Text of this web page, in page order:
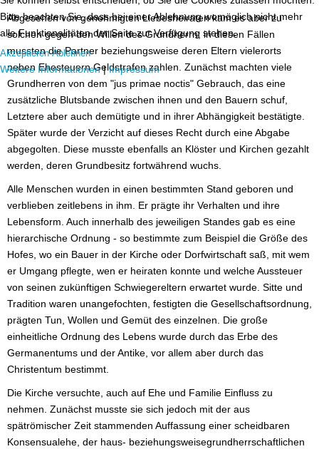
Abgesehen von genehmigten Liebesheiraten kam es aber zu
solchen gegen den Willen des Grundherrn; in diesen Fällen
mussten die Partner beziehungsweise deren Eltern vielerorts
neben Ehesteuern Geldstrafen zahlen. Zunächst machten viele
Grundherren von dem "jus primae noctis" Gebrauch, das eine
zusätzliche Blutsbande zwischen ihnen und den Bauern schuf,
Letztere aber auch demütigte und in ihrer Abhängigkeit bestätigte.
Später wurde der Verzicht auf dieses Recht durch eine Abgabe
abgegolten. Diese musste ebenfalls an Klöster und Kirchen gezahlt
werden, deren Grundbesitz fortwährend wuchs.
Alle Menschen wurden in einen bestimmten Stand geboren und
verblieben zeitlebens in ihm. Er prägte ihr Verhalten und ihre
Lebensform. Auch innerhalb des jeweiligen Standes gab es eine
hierarchische Ordnung - so bestimmte zum Beispiel die Größe des
Hofes, wo ein Bauer in der Kirche oder Dorfwirtschaft saß, mit wem
er Umgang pflegte, wen er heiraten konnte und welche Aussteuer
von seinen zukünftigen Schwiegereltern erwartet wurde. Sitte und
Tradition waren unangefochten, festigten die Gesellschaftsordnung,
prägten Tun, Wollen und Gemüt des einzelnen. Die große
einheitliche Ordnung des Lebens wurde durch das Erbe des
Germanentums und der Antike, vor allem aber durch das
Christentum bestimmt.
Die Kirche versuchte, auch auf Ehe und Familie Einfluss zu
nehmen. Zunächst musste sie sich jedoch mit der aus
spätrömischer Zeit stammenden Auffassung einer scheidbaren
Konsensualehe, der haus- beziehungsweisegrundherrschaftlichen
Bitte beachten Sie, dass bei einer Ablehnung womöglich nicht mehr
alle Funktionalitäten der Seite zur Verfügung stehen.
Akzeptieren Ablehnen
Weitere Informationen|Impressum